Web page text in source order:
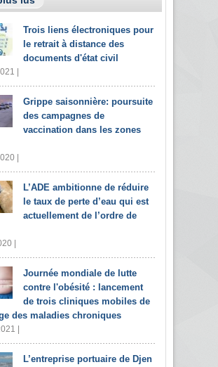
Trois liens électroniques pour
le retrait à distance des
documents d'état civil
|
Grippe saisonnière: poursuite
des campagnes de
vaccination dans les zones
|
L’ADE ambitionne de réduire
le taux de perte d’eau qui est
actuellement de l’ordre de
|
Journée mondiale de lutte
contre l'obésité : lancement
de trois cliniques mobiles de
des maladies chroniques
|
L’entreprise portuaire de Djen